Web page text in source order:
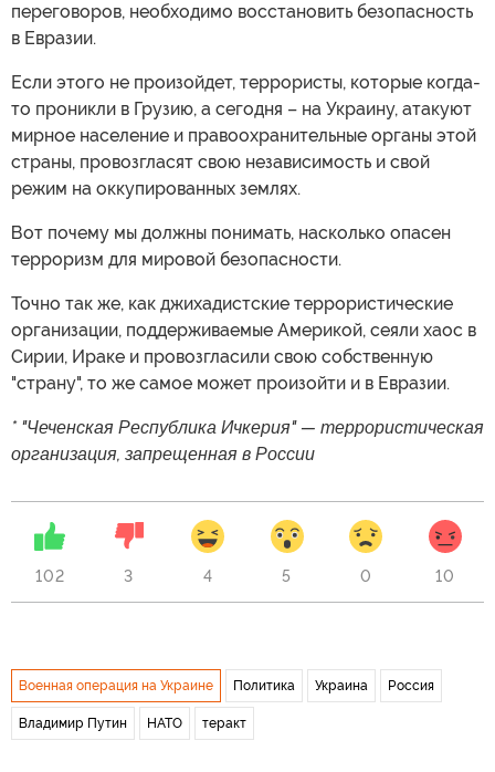
переговоров, необходимо восстановить безопасность
в Евразии.
Если этого не произойдет, террористы, которые когда-
то проникли в Грузию, а сегодня – на Украину, атакуют
мирное население и правоохранительные органы этой
страны, провозгласят свою независимость и свой
режим на оккупированных землях.
Вот почему мы должны понимать, насколько опасен
терроризм для мировой безопасности.
Точно так же, как джихадистские террористические
организации, поддерживаемые Америкой, сеяли хаос в
Сирии, Ираке и провозгласили свою собственную
"страну", то же самое может произойти и в Евразии.
* "Чеченская Республика Ичкерия" — террористическая
организация, запрещенная в России
102 3 4 5 0 10
Военная операция на Украине Политика Украина Россия
Владимир Путин НАТО теракт